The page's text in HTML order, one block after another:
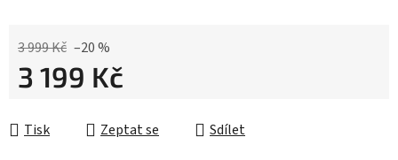
3 999 Kč –20 %
3 199 Kč
Tisk
Zeptat se Sdílet